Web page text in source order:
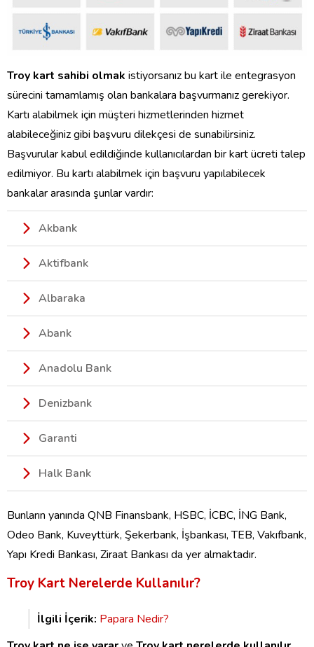
Troy kart sahibi olmak istiyorsanız bu kart ile entegrasyon
sürecini tamamlamış olan bankalara başvurmanız gerekiyor.
Kartı alabilmek için müşteri hizmetlerinden hizmet
alabileceğiniz gibi başvuru dilekçesi de sunabilirsiniz.
Başvurular kabul edildiğinde kullanıcılardan bir kart ücreti talep
edilmiyor. Bu kartı alabilmek için başvuru yapılabilecek
bankalar arasında şunlar vardır:
Akbank
Aktifbank
Albaraka
Abank
Anadolu Bank
Denizbank
Garanti
Halk Bank
Bunların yanında QNB Finansbank, HSBC, İCBC, İNG Bank,
Odeo Bank, Kuveyttürk, Şekerbank, İşbankası, TEB, Vakıfbank,
Yapı Kredi Bankası, Ziraat Bankası da yer almaktadır.
Troy Kart Nerelerde Kullanılır?
İlgili İçerik: Papara Nedir?